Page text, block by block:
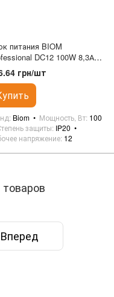
питания BIOM
DC12 100W 8,3А
BIOM
грн/шт
Biom Мощность, Вт 100
защиты IP20
напряжение 12
Вперед